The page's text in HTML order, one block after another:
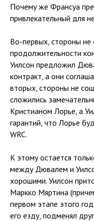
Почему же Франсуа
привлекательный для
Во-первых, стороны не
продолжительности
Уилсон предложил
контракт, а они
вторых, стороны не
сложились
Кристианом Лорье, а
гарантий, что Лорье
WRC.
К этому остается
между Дювалем и
хорошими. Уилсон
Маркко Мяртина
первом этапе этого
его езду, подменял